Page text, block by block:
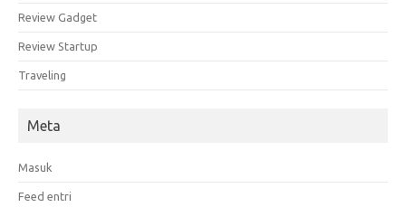
Review Gadget
Review Startup
Traveling
Meta
Masuk
Feed entri